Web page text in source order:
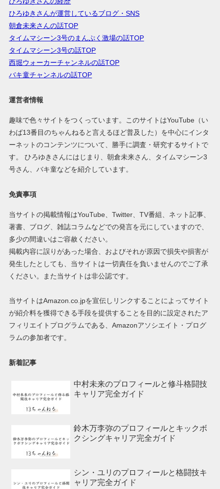
ひろゆきさんが運営しているブログ・SNS
朝倉未来さんの話TOP
タイムマシーン3号のまんぷく激場の話TOP
タイムマシーン3号の話TOP
西堀ウォーカーチャンネルの話TOP
バキ童チャンネルの話TOP
運営者情報
趣味で色々サイトをつくっています。このサイトはYouTube（い
わば13番目のちゃんねると言えるほど普及した）を中心にインタ
ーネットのコンテンツについて、勝手に調査・研究するサイトで
す。 ひろゆきさんにはじまり、朝倉未来さん、タイムマシーン3
号さん、バキ童などを紹介しています。
免責事項
当サイトの掲載情報はYouTube、Twitter、TV番組、ネット記事、
著書、ブログ、雑誌コラムなどでの発言を元にしていますので、
多少の間違いはご容赦ください。
掲載内容に誤りがあった場合、およびそれが原因で損失や損害が
発生したとしても、当サイトは一切責任を負いませんのでご了承
ください。また当サイトは非公認です。
当サイトはAmazon.co.jpを宣伝しリンクすることによってサイト
が紹介料を獲得できる手段を提供することを目的に設定されたア
フィリエイトプログラムである、Amazonアソシエイト・プログ
ラムの参加者です。
新着記事
中村未来のプロフィールと修斗格闘技
キャリア完全ガイド
鈴木万李弥のプロフィールとキックボ
クシングキャリア完全ガイド
シン・ユリのプロフィールと格闘技キ
ャリア完全ガイド